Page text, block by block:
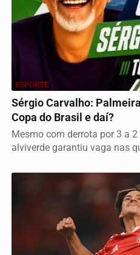
ESPORTE
Sérgio Carvalho:
Copa do Brasil e daí?
Mesmo com derrota por 3 a
alviverde garantiu vaga nas